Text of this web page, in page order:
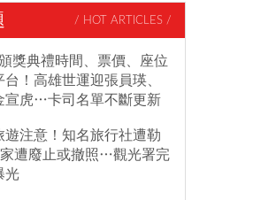
/ HOT ARTICLES /
獎典禮時間、票價、座位
！高雄世運迎張員瑛、
宣虎…卡司名單不斷更新
遊注意！知名旅行社遭勒
遭廢止或撤照…觀光署完
光